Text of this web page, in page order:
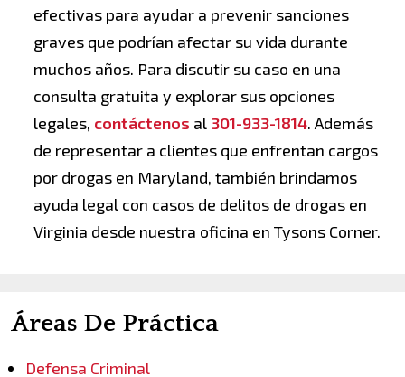
efectivas para ayudar a prevenir sanciones
graves que podrían afectar su vida durante
muchos años. Para discutir su caso en una
consulta gratuita y explorar sus opciones
legales, contáctenos al 301-933-1814. Además
de representar a clientes que enfrentan cargos
por drogas en Maryland, también brindamos
ayuda legal con casos de delitos de drogas en
Virginia desde nuestra oficina en Tysons Corner.
Áreas De Práctica
Defensa Criminal